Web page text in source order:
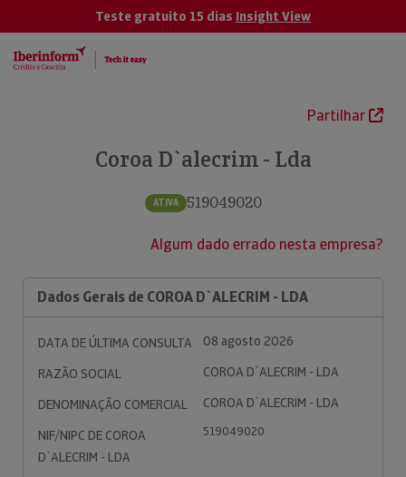
Teste gratuito 15 dias Insight View
Partilhar
Coroa D`alecrim - Lda
ATIVA 519049020
Algum dado errado nesta empresa?
Dados Gerais de COROA D`ALECRIM - LDA
DATA DE ÚLTIMA CONSULTA
08 agosto 2026
RAZÃO SOCIAL
COROA D`ALECRIM - LDA
DENOMINAÇÃO COMERCIAL
COROA D`ALECRIM - LDA
NIF/NIPC DE COROA
D`ALECRIM - LDA
519049020